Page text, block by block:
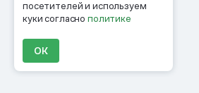
посетителей и используем
куки согласнополитике
ОК